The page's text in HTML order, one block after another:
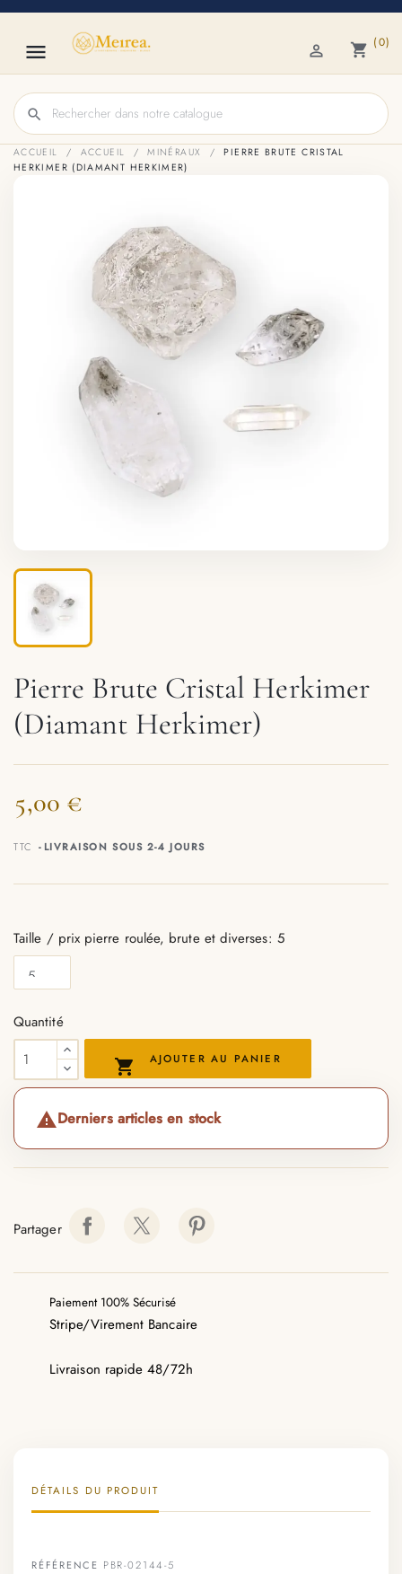
 shopping_cart (0)

search
ACCUEIL ACCUEIL MINÉRAUX
PIERRE BRUTE CRISTAL
HERKIMER (DIAMANT HERKIMER)
Pierre Brute Cristal Herkimer
(Diamant Herkimer)
5,00 €
TTC LIVRAISON SOUS 2-4 JOURS
Taille / prix pierre roulée, brute et diverses: 5
Quantité
 AJOUTER AU PANIER
Derniers articles en stock
Partager
Paiement 100% Sécurisé
Stripe/Virement Bancaire
Livraison rapide 48/72h
DÉTAILS DU PRODUIT
RÉFÉRENCE PBR-02144-5